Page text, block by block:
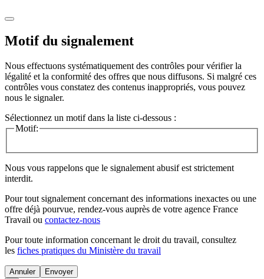
Motif du signalement
Nous effectuons systématiquement des contrôles pour vérifier la
légalité et la conformité des offres que nous diffusons. Si malgré ces
contrôles vous constatez des contenus inappropriés, vous pouvez
nous le signaler.
Sélectionnez un motif dans la liste ci-dessous :
Motif:
Nous vous rappelons que le signalement abusif est strictement
interdit.
Pour tout signalement concernant des informations inexactes ou une
offre déjà pourvue, rendez-vous auprès de votre agence France
Travail ou contactez-nous
Pour toute information concernant le droit du travail, consultez
les fiches pratiques du Ministère du travail
Annuler